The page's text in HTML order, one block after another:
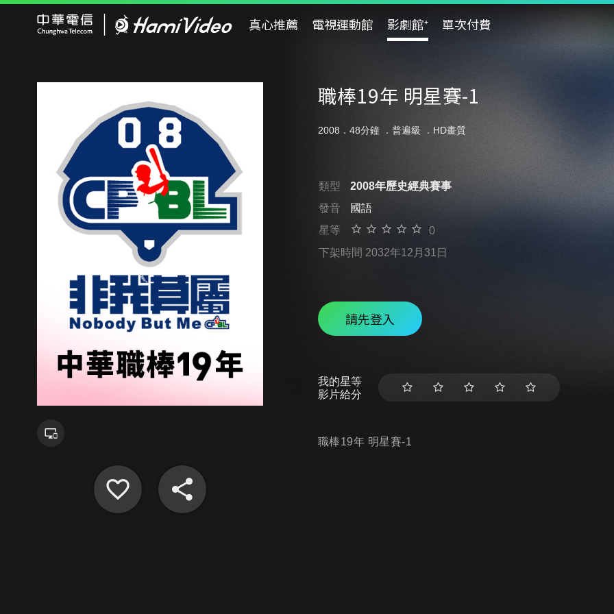
真心推薦 電視運動館 影劇館⁺ 單次付費
職棒19年 明星賽-1
2008．48分鐘 ． 普遍級 ．HD畫質
類型
2008年歷史經典賽事
發音
國語
星等
0
下架時間 2032年12月31日
請先登入
我的星等
影片給分
職棒19年 明星賽-1